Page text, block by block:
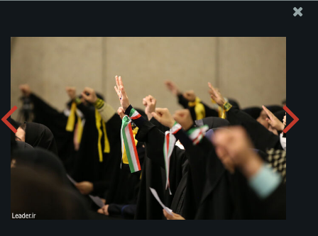
13 آبان، عالمی استکبار سے مقابلے کے قومی دن کے موقع پر
خطاب
تصویری البم دریافت کریں:zip